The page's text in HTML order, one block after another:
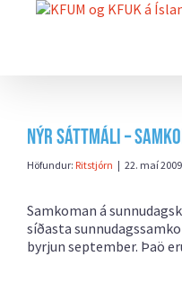
Nýr sáttmáli –
Höfundur: Ritstjórn | 22. maí 2009
Samkoman á
síðasta
byrjun september. Þaö